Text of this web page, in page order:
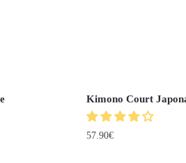
Kimono Court
57.90€